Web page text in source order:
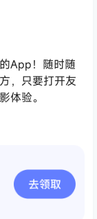
App！随时随
，只要打开友
体验。